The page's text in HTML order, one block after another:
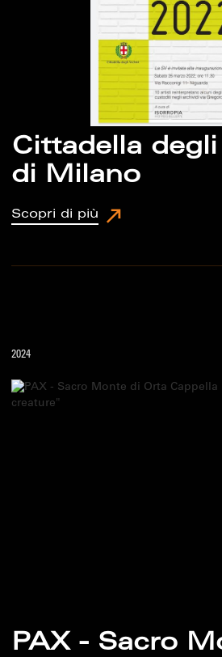
Cittadella
di Milano
Scopri di più
2024
PAX - Sacro